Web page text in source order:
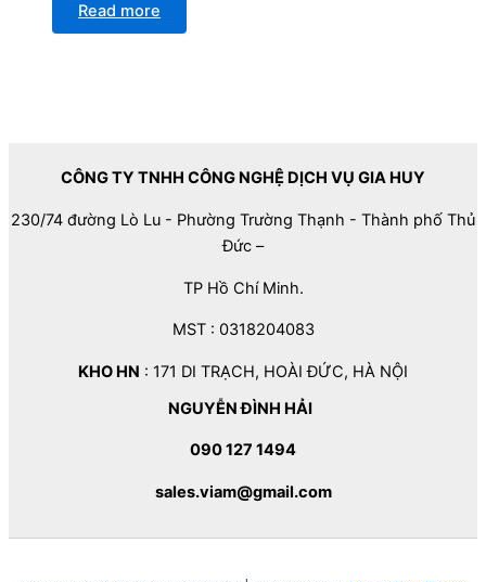
Read more
CÔNG TY TNHH CÔNG NGHỆ DỊCH VỤ GIA HUY
230/74 đường Lò Lu - Phường Trường Thạnh - Thành phố Thủ
Đức –
TP Hồ Chí Minh.
MST : 0318204083
KHO HN : 171 DI TRẠCH, HOÀI ĐỨC, HÀ NỘI
NGUYỄN ĐÌNH HẢI
090 127 1494
sales.viam@gmail.com